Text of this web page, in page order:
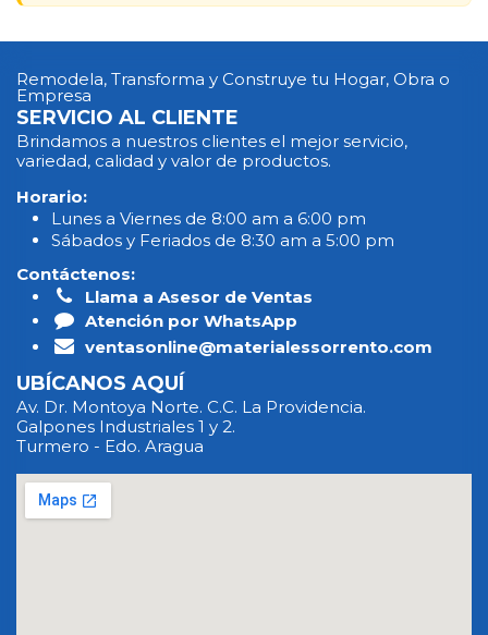
Remodela, Transforma y Construye tu Hogar, Obra o
Empresa
SERVICIO AL CLIENTE
Brindamos a nuestros clientes el mejor servicio,
variedad, calidad y valor de productos.
Horario:
Lunes a Viernes de 8:00 am a 6:00 pm
Sábados y Feriados de 8:30 am a 5:00 pm
Contáctenos:
Llama a Asesor de Ventas
Atención por WhatsApp
ventasonline@materialessorrento.com
UBÍCANOS AQUÍ
Av. Dr. Montoya Norte. C.C. La Providencia.
Galpones Industriales 1 y 2.
Turmero - Edo. Aragua